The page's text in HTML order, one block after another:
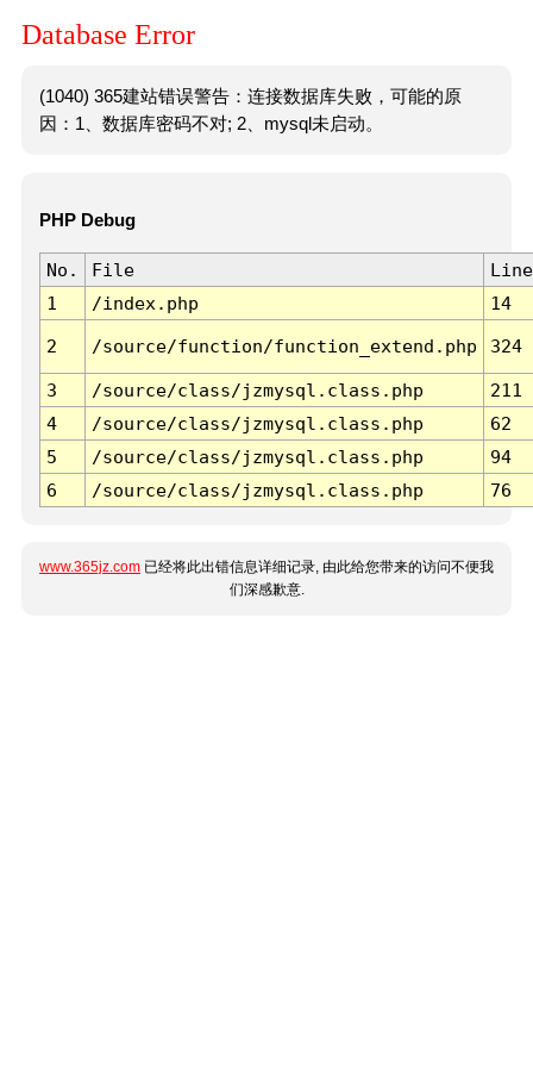
Database Error
(1040) 365建站错误警告：连接数据库失败，可能的原
因：1、数据库密码不对; 2、mysql未启动。
PHP Debug
No. File
Line
1
/index.php 14
2 /source/function/function_extend.php 324
3 /source/class/jzmysql.class.php
211
4
/source/class/jzmysql.class.php
62
5
/source/class/jzmysql.class.php
94
6
/source/class/jzmysql.class.php 76
www.365jz.com 已经将此出错信息详细记录, 由此给您带来的访问不便我
们深感歉意.